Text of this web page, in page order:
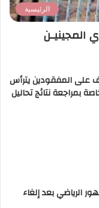
الرئيسية
المجينيـن
على المفقودين يترأس
بمراجعة نتائج تحاليل
الرياضي بعد إلغاء